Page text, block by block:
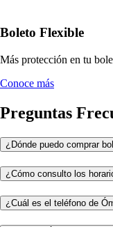
Boleto Flexible
Más protección en tu
Conoce más
Preguntas
¿Dónde puedo comprar
¿Cómo consulto los
¿Cuál es el teléfono de